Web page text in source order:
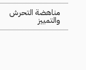
مناهضة التحرش
والتمييز